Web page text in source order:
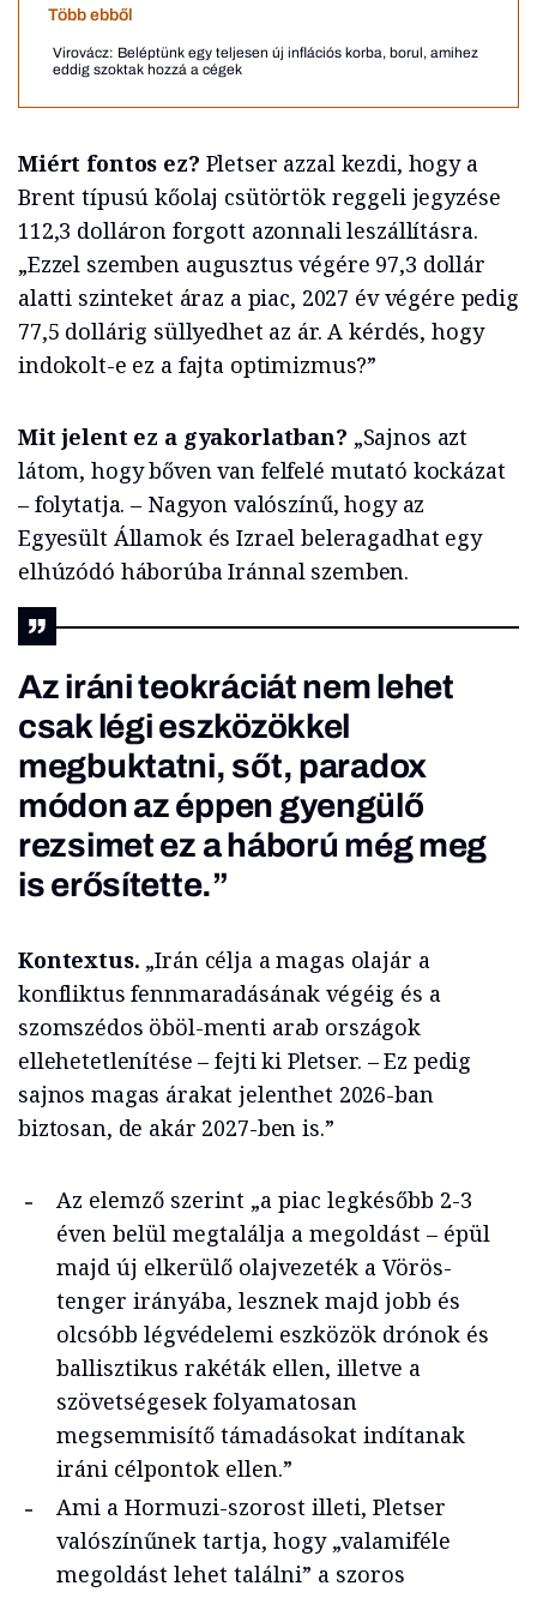
Több ebből
Virovácz: Beléptünk egy teljesen új inflációs korba, borul, amihez
eddig szoktak hozzá a cégek
Miért fontos ez? Pletser azzal kezdi, hogy a
Brent típusú kőolaj csütörtök reggeli jegyzése
112,3 dolláron forgott azonnali leszállításra.
„Ezzel szemben augusztus végére 97,3 dollár
alatti szinteket áraz a piac, 2027 év végére pedig
77,5 dollárig süllyedhet az ár. A kérdés, hogy
indokolt-e ez a fajta optimizmus?”
Mit jelent ez a gyakorlatban? „Sajnos azt
látom, hogy bőven van felfelé mutató kockázat
– folytatja. – Nagyon valószínű, hogy az
Egyesült Államok és Izrael beleragadhat egy
elhúzódó háborúba Iránnal szemben.
Az iráni teokráciát nem lehet
csak légi eszközökkel
megbuktatni, sőt, paradox
módon az éppen gyengülő
rezsimet ez a háború még meg
is erősítette.”
Kontextus. „Irán célja a magas olajár a
konfliktus fennmaradásának végéig és a
szomszédos öböl-menti arab országok
ellehetetlenítése – fejti ki Pletser. – Ez pedig
sajnos magas árakat jelenthet 2026-ban
biztosan, de akár 2027-ben is.”
Az elemző szerint „a piac legkésőbb 2-3
éven belül megtalálja a megoldást – épül
majd új elkerülő olajvezeték a Vörös-
tenger irányába, lesznek majd jobb és
olcsóbb légvédelemi eszközök drónok és
ballisztikus rakéták ellen, illetve a
szövetségesek folyamatosan
megsemmisítő támadásokat indítanak
iráni célpontok ellen.”
Ami a Hormuzi-szorost illeti, Pletser
valószínűnek tartja, hogy „valamiféle
megoldást lehet találni” a szoros